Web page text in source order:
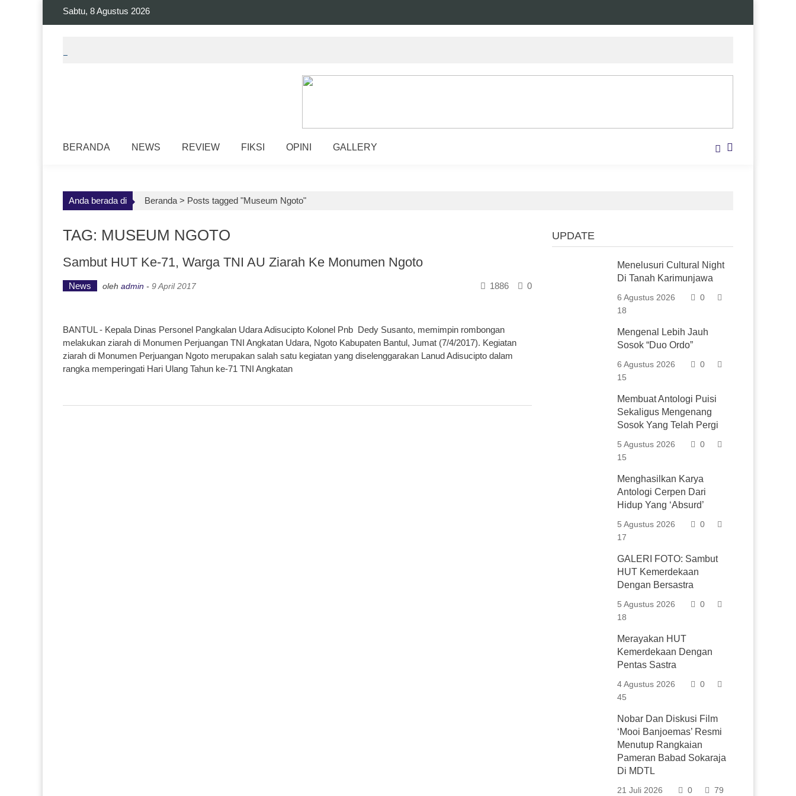
Sabtu, 8 Agustus 2026
BERANDA NEWS REVIEW FIKSI OPINI GALLERY
Anda berada di Beranda > Posts tagged "Museum Ngoto"
TAG: MUSEUM NGOTO
Sambut HUT Ke-71, Warga TNI AU Ziarah Ke Monumen Ngoto
News oleh admin - 9 April 2017 0
1886
BANTUL - Kepala Dinas Personel Pangkalan Udara Adisucipto Kolonel Pnb Dedy Susanto, memimpin rombongan
melakukan ziarah di Monumen Perjuangan TNI Angkatan Udara, Ngoto Kabupaten Bantul, Jumat (7/4/2017). Kegiatan
ziarah di Monumen Perjuangan Ngoto merupakan salah satu kegiatan yang diselenggarakan Lanud Adisucipto dalam
rangka memperingati Hari Ulang Tahun ke-71 TNI Angkatan
UPDATE
Menelusuri Cultural Night
Di Tanah Karimunjawa
6 Agustus 2026
0
18
Mengenal Lebih Jauh
Sosok “Duo Ordo”
6 Agustus 2026
0
15
Membuat Antologi Puisi
Sekaligus Mengenang
Sosok Yang Telah Pergi
5 Agustus 2026
0
15
Menghasilkan Karya
Antologi Cerpen Dari
Hidup Yang ‘Absurd’
5 Agustus 2026
0
17
GALERI FOTO: Sambut
HUT Kemerdekaan
Dengan Bersastra
5 Agustus 2026
0
18
Merayakan HUT
Kemerdekaan Dengan
Pentas Sastra
4 Agustus 2026
0
45
Nobar Dan Diskusi Film
‘Mooi Banjoemas’ Resmi
Menutup Rangkaian
Pameran Babad Sokaraja
Di MDTL
21 Juli 2026 0 79